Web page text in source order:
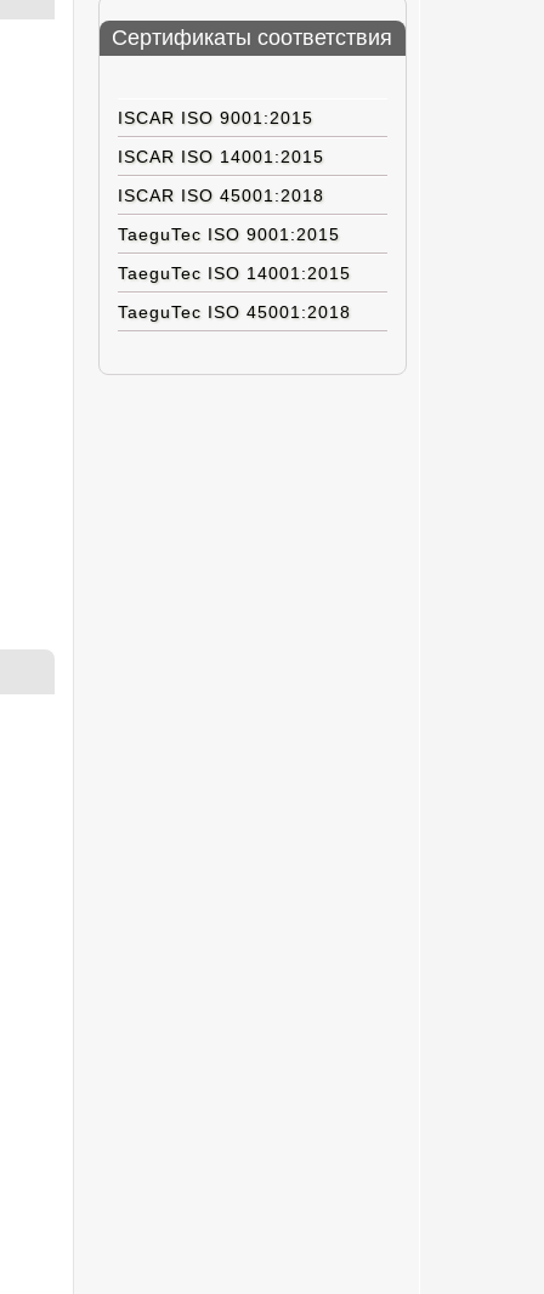
Сертификаты соответствия
ISCAR ISO 9001:2015
ISCAR ISO 14001:2015
ISCAR ISO 45001:2018
TaeguTec ISO 9001:2015
TaeguTec ISO 14001:2015
TaeguTec ISO 45001:2018